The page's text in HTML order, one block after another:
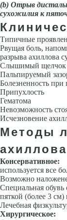
(b) Отрыв
сухожилия к
Типичные
Рвущая боль,
разрыва ахиллова
Слышимый щелчок
Пальпируемый
Болезненность при
Припухлость
Гематома
Невозможность
Исчезновение
Методы
Консервативное:
используется все
Возможно
Специальная
пяткой (более 3 см)
Лечебная
Хирургическое: